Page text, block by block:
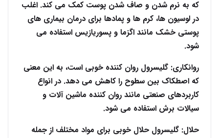
که به نرم شدن و صاف شدن پوست کمک می کند. اغلب
در لوسیون ها، کرم ها و پمادها برای درمان بیماری های
پوستی خشک مانند اگزما و پسوریازیس استفاده می
شود.
روانکاری: گلیسرول روان کننده خوبی است، به این معنی
که اصطکاک بین سطوح را کاهش می دهد. در انواع
کاربردهای صنعتی مانند روان کننده ماشین آلات و
سیالات برش استفاده می شود.
حلال: گلیسرول حلال خوبی برای مواد مختلف از جمله